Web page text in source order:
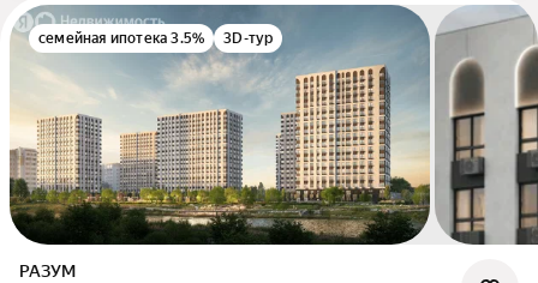
семейная ипотека 3.5% 3D-тур
РАЗУМ